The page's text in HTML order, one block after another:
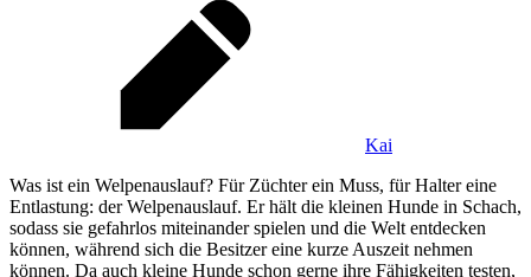
Kai
Was ist ein Welpenauslauf? Für Züchter ein Muss, für Halter eine
Entlastung: der Welpenauslauf. Er hält die kleinen Hunde in Schach,
sodass sie gefahrlos miteinander spielen und die Welt entdecken
können, während sich die Besitzer eine kurze Auszeit nehmen
können. Da auch kleine Hunde schon gerne ihre Fähigkeiten testen,